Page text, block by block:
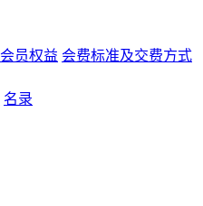
会员权益 会费标准及交费方式
名录